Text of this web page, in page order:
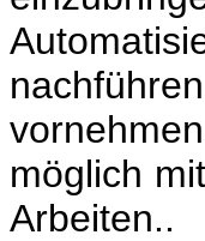
möglich
Arbeiten..